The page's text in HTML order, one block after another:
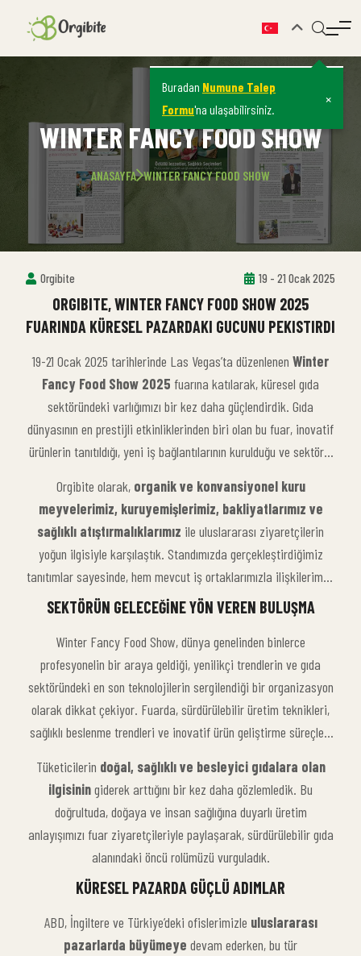
Buradan Numune Talep
Formu'na ulaşabilirsiniz.
×
WINTER FANCY FOOD SHOW
ANASAYFA WINTER FANCY FOOD SHOW
Orgibite 19 - 21 Ocak 2025
ORGIBITE, WINTER FANCY FOOD SHOW 2025
FUARINDA KÜRESEL PAZARDAKI GUCUNU PEKISTIRDI
19-21 Ocak 2025 tarihlerinde Las Vegas’ta düzenlenen Winter
Fancy Food Show 2025 fuarına katılarak, küresel gıda
sektöründeki varlığımızı bir kez daha güçlendirdik. Gıda
dünyasının en prestijli etkinliklerinden biri olan bu fuar, inovatif
ürünlerin tanıtıldığı, yeni iş bağlantılarının kurulduğu ve sektörel
özelliğini taşıyor.
Orgibite olarak, organik ve konvansiyonel kuru
meyvelerimiz, kuruyemişlerimiz, bakliyatlarımız ve
sağlıklı atıştırmalıklarımız ile uluslararası ziyaretçilerin
yoğun ilgisiyle karşılaştık. Standımızda gerçekleştirdiğimiz
tanıtımlar sayesinde, hem mevcut iş ortaklarımızla ilişkilerimizi
güçlendirme hem de yeni iş birlikleri geliştirme fırsatı
SEKTÖRÜN GELECEĞINE YÖN VEREN BULUŞMA
Winter Fancy Food Show, dünya genelinden binlerce
profesyonelin bir araya geldiği, yenilikçi trendlerin ve gıda
sektöründeki en son teknolojilerin sergilendiği bir organizasyon
olarak dikkat çekiyor. Fuarda, sürdürülebilir üretim teknikleri,
sağlıklı beslenme trendleri ve inovatif ürün geliştirme süreçleri
Tüketicilerin doğal, sağlıklı ve besleyici gıdalara olan
ilgisiningiderek arttığını bir kez daha gözlemledik. Bu
doğrultuda, doğaya ve insan sağlığına duyarlı üretim
anlayışımızı fuar ziyaretçileriyle paylaşarak, sürdürülebilir gıda
alanındaki öncü rolümüzü vurguladık.
KÜRESEL PAZARDA GÜÇLÜ ADIMLAR
ABD, İngiltere ve Türkiye’deki ofislerimizle uluslararası
pazarlarda büyümeye devam ederken, bu tür